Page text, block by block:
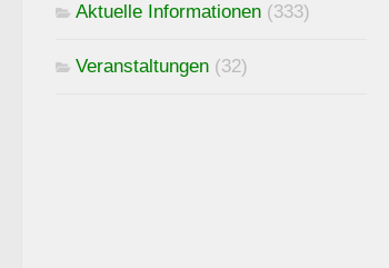
Aktuelle Informationen (333)
Veranstaltungen (32)